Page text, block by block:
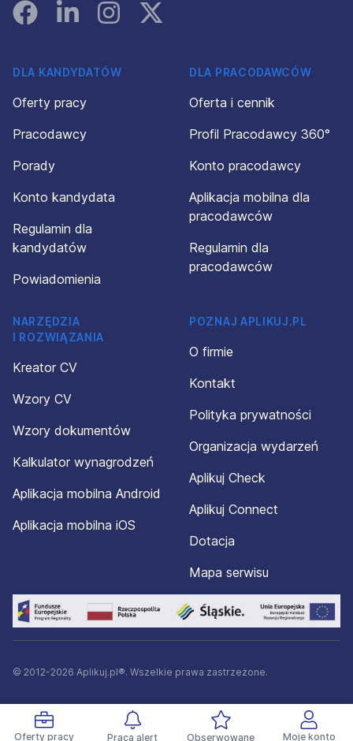
Oferty pracy Praca alert Obserwowane Moje konto
FacebookLinked InInstagramInstagram
DLA KANDYDATÓW
Oferty pracy
Pracodawcy
Porady
Konto kandydata
Regulamin dla
kandydatów
Powiadomienia
DLA PRACODAWCÓW
Oferta i cennik
Profil Pracodawcy 360°
Konto pracodawcy
Aplikacja mobilna dla
pracodawców
Regulamin dla
pracodawców
NARZĘDZIA
I ROZWIĄZANIA
Kreator CV
Wzory CV
Wzory dokumentów
Kalkulator wynagrodzeń
Aplikacja mobilna Android
Aplikacja mobilna iOS
POZNAJ APLIKUJ.PL
O firmie
Kontakt
Polityka prywatności
Organizacja wydarzeń
Aplikuj Check
Aplikuj Connect
Dotacja
Mapa serwisu
© 2012-2026 Aplikuj.pl®. Wszelkie prawa zastrzeżone.